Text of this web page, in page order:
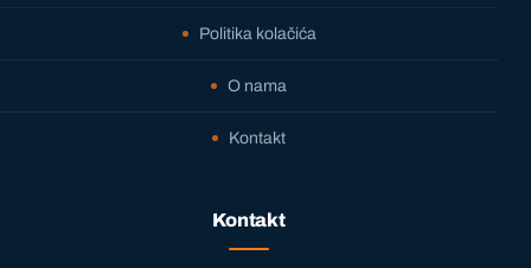
Politika kolačića
O nama
Kontakt
Kontakt